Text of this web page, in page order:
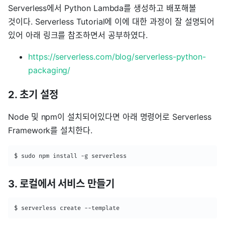
Serverless에서 Python Lambda를 생성하고 배포해볼
것이다. Serverless Tutorial에 이에 대한 과정이 잘 설명되어
있어 아래 링크를 참조하면서 공부하였다.
https://serverless.com/blog/serverless-python-
packaging/
2. 초기 설정
Node 및 npm이 설치되어있다면 아래 명령어로 Serverless
Framework를 설치한다.
$ sudo npm install -g serverless
3. 로컬에서 서비스 만들기
$ serverless create --template